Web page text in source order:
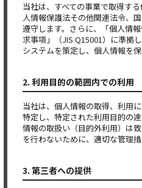
当社は、すべての事業で取得す
人情報保護法その他関連法令、
遵守します。さらに、「個人情
求事項」（JIS Q15001）に準拠
システムを策定し、個人情報を保
2. 利用目的の範囲内での利用
当社は、個人情報の取得、利用
特定し、特定された利用目的の
情報の取扱い（目的外利用）は
を行わないために、適切な管理措
3. 第三者への提供